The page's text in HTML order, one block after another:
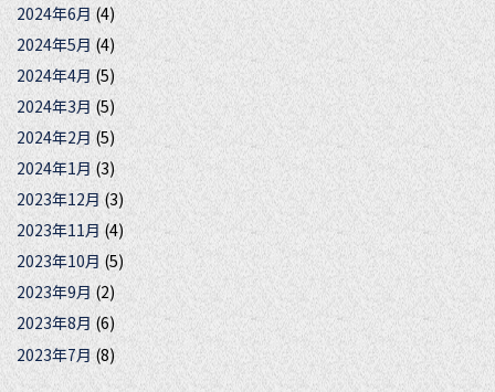
2024年6月(4)
2024年5月(4)
2024年4月(5)
2024年3月 (5)
2024年2月(5)
2024年1月(3)
2023年12月(3)
2023年11月 (4)
2023年10月 (5)
2023年9月 (2)
2023年8月 (6)
2023年7月(8)